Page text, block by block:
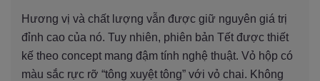
Hương vị và chất lượng vẫn được giữ nguyên giá trị
đỉnh cao của nó. Tuy nhiên, phiên bản Tết được thiết
kế theo concept mang đậm tính nghệ thuật. Vỏ hộp có
màu sắc rực rỡ “tông xuyệt tông” với vỏ chai. Không